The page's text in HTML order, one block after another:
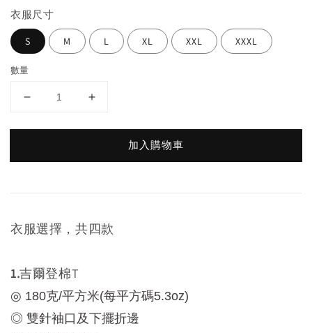
衣服尺寸
S M L XL XXL XXXL
數量
加入購物車
衣服選擇，共四款
1.吉爾登棉T
◎ 180克/平方米(每平方碼5.3oz)
◎ 雙針袖口及下擺折邊